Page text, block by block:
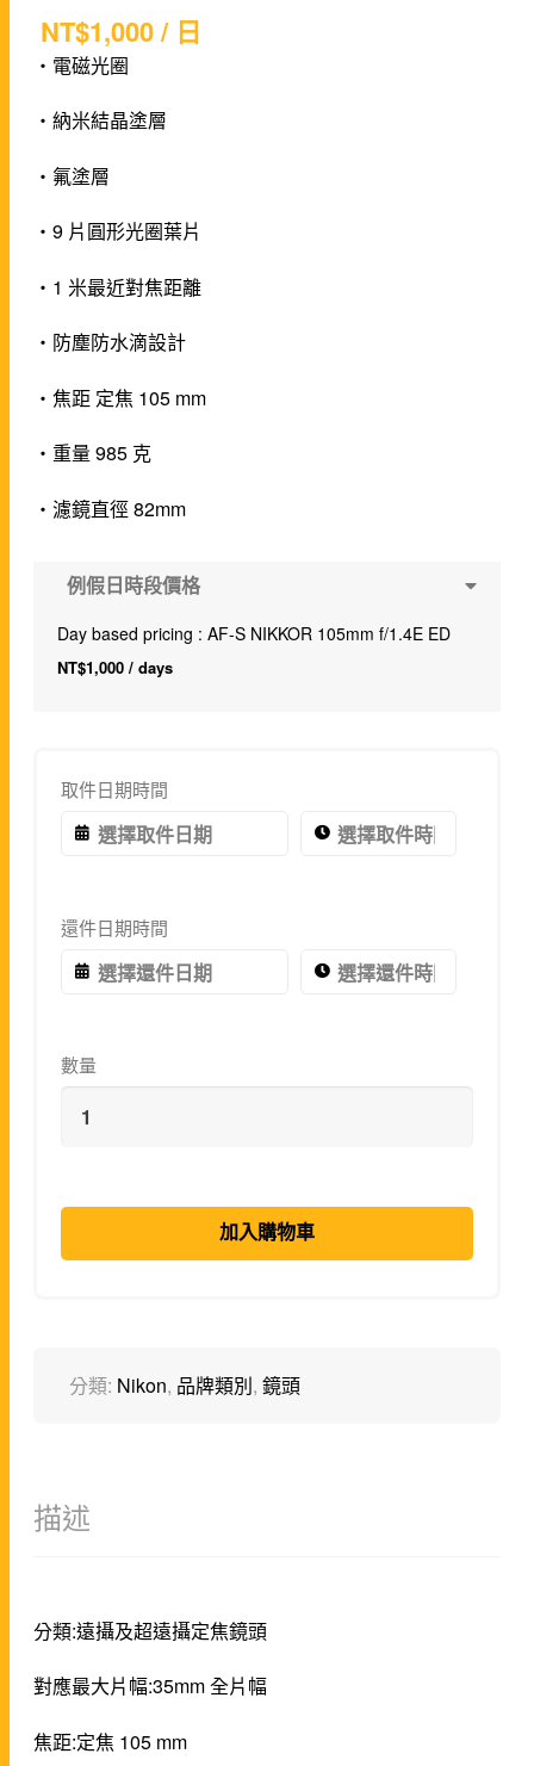
NT$1,000/ 日
・電磁光圈
・納米結晶塗層
・氟塗層
・9 片圓形光圈葉片
・1 米最近對焦距離
・防塵防水滴設計
・焦距 定焦 105 mm
・重量 985 克
・濾鏡直徑 82mm
例假日時段價格
Day based pricing : AF-S NIKKOR 105mm f/1.4E ED
NT$1,000 / days
取件日期時間
還件日期時間
數量
加入購物車
分類: Nikon, 品牌類別,鏡頭
描述
分類:遠攝及超遠攝定焦鏡頭
對應最大片幅:35mm 全片幅
焦距:定焦 105 mm